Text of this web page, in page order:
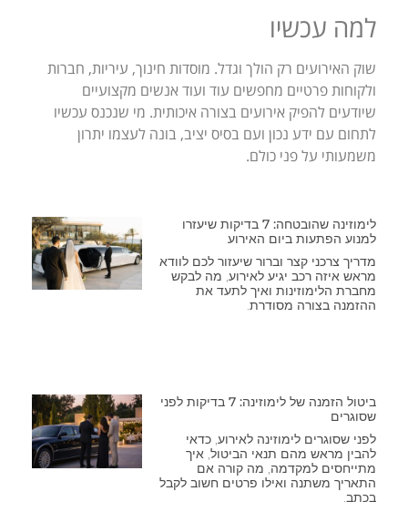
למה עכשיו
שוק האירועים רק הולך וגדל. מוסדות חינוך, עיריות, חברות
ולקוחות פרטיים מחפשים עוד ועוד אנשים מקצועיים
שיודעים להפיק אירועים בצורה איכותית. מי שנכנס עכשיו
לתחום עם ידע נכון ועם בסיס יציב, בונה לעצמו יתרון
משמעותי על פני כולם.
לימוזינה שהובטחה: 7 בדיקות שיעזרו
למנוע הפתעות ביום האירוע
מדריך צרכני קצר וברור שיעזור לכם לוודא
מראש איזה רכב יגיע לאירוע, מה לבקש
מחברת הלימוזינות ואיך לתעד את
ההזמנה בצורה מסודרת.
ביטול הזמנה של לימוזינה: 7 בדיקות לפני
שסוגרים
לפני שסוגרים לימוזינה לאירוע, כדאי
להבין מראש מהם תנאי הביטול, איך
מתייחסים למקדמה, מה קורה אם
התאריך משתנה ואילו פרטים חשוב לקבל
בכתב.